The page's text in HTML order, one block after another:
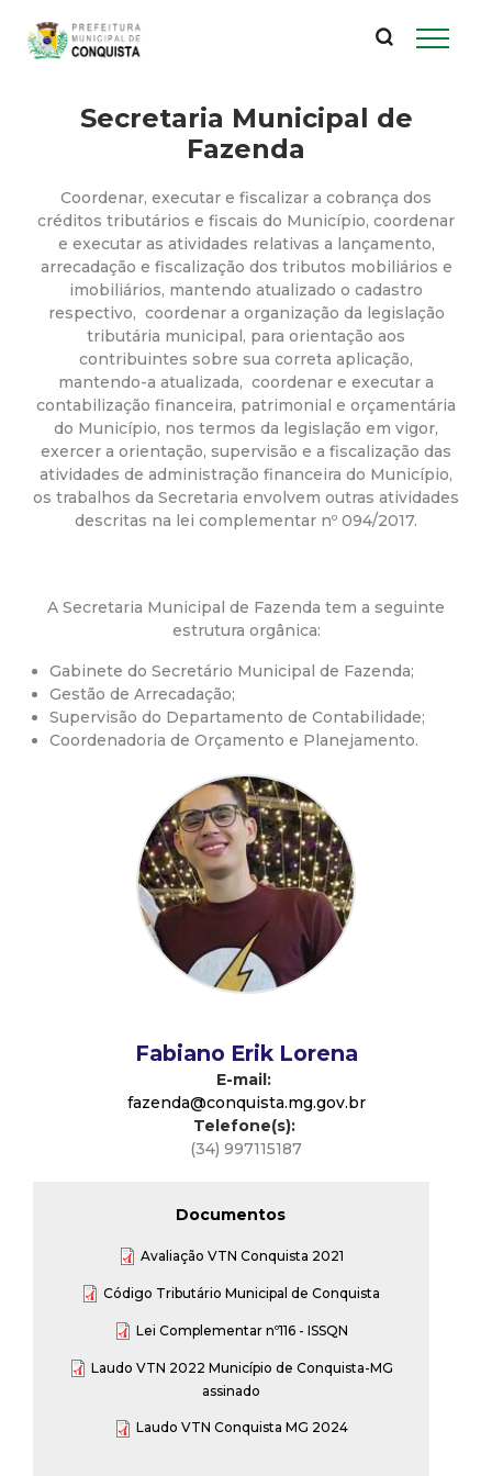
conteúdo
principal
P
e
i
u
r
a
u
n
i
c
Secretaria Municipal de
Fazenda
Coordenar, executar e fiscalizar a cobrança dos
créditos tributários e fiscais do Município, coordenar
e executar as atividades relativas a lançamento,
arrecadação e fiscalização dos tributos mobiliários e
imobiliários, mantendo atualizado o cadastro
respectivo, coordenar a organização da legislação
tributária municipal, para orientação aos
contribuintes sobre sua correta aplicação,
mantendo-a atualizada, coordenar e executar a
contabilização financeira, patrimonial e orçamentária
do Município, nos termos da legislação em vigor,
exercer a orientação, supervisão e a fiscalização das
atividades de administração financeira do Município,
os trabalhos da Secretaria envolvem outras atividades
descritas na lei complementar nº 094/2017.
A Secretaria Municipal de Fazenda tem a seguinte
estrutura orgânica:
Gabinete do Secretário Municipal de Fazenda;
Gestão de Arrecadação;
Supervisão do Departamento de Contabilidade;
Coordenadoria de Orçamento e Planejamento.
Fabiano Erik Lorena
E-mail:
fazenda@conquista.mg.gov.br
Telefone(s):
(34) 997115187
Documentos
Avaliação VTN Conquista 2021
Código Tributário Municipal de Conquista
Lei Complementar nº116 - ISSQN
Laudo VTN 2022 Município de Conquista-MG
assinado
Laudo VTN Conquista MG 2024